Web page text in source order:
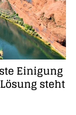
Einigung
steht